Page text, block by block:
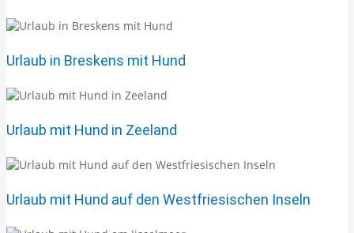
Urlaub in Breskens mit Hund
Urlaub mit Hund in Zeeland
Urlaub mit Hund auf den Westfriesischen Inseln